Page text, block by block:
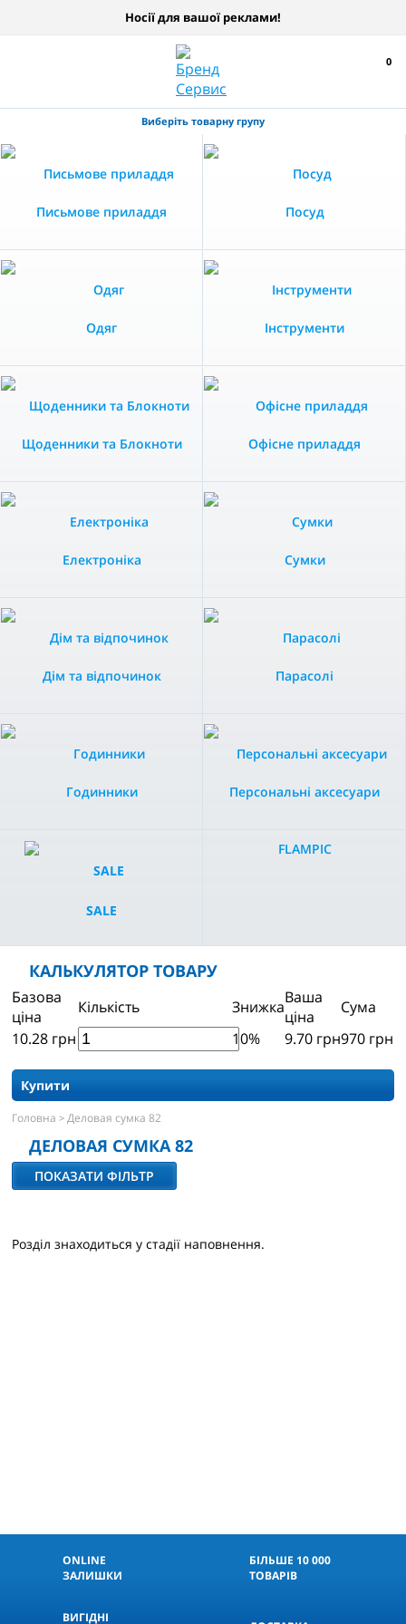
Носії для вашої реклами!
0
Виберіть товарну групу
Письмове приладдя Посуд
Одяг Інструменти
Щоденники та Блокноти Офісне приладдя
Електроніка Сумки
Дім та відпочинок Парасолі
Годинники Персональні аксесуари
SALE
FLAMPIC
КАЛЬКУЛЯТОР ТОВАРУ
Базова
ціна
Кількість ЗнижкаВаша
ціна
Сума
10.28 грн 10% 9.70 грн970 грн
Купити
Головна >Деловая сумка 82
ДЕЛОВАЯ СУМКА 82
ПОКАЗАТИ ФІЛЬТР
Розділ знаходиться у стадії наповнення.
ONLINE
ЗАЛИШКИ
БІЛЬШЕ 10 000
ТОВАРІВ
ВИГІДНІ